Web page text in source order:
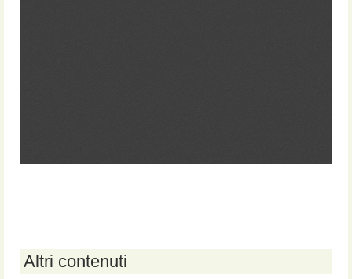
Altri contenuti